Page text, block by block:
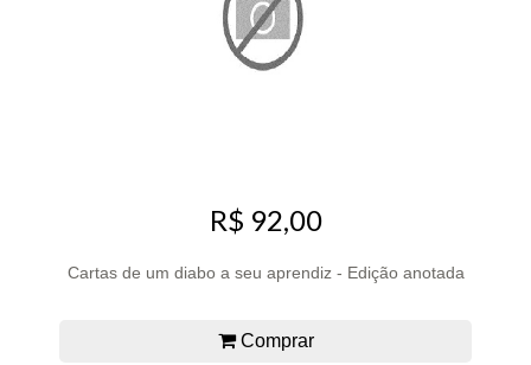
R$ 92,00
Cartas de um diabo a seu aprendiz - Edição anotada
Comprar